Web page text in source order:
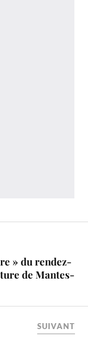
» du rendez-
de Mantes-
SUIVANT